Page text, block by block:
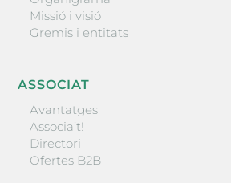
Missió i visió
Gremis i entitats
ASSOCIAT
Avantatges
Associa’t!
Directori
Ofertes B2B